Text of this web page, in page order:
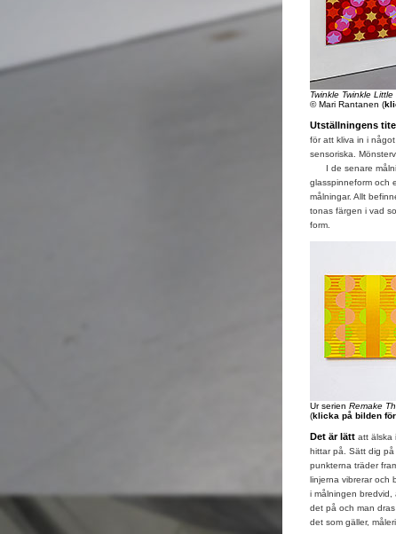
Twinkle Twinkle
© Mari Rantanen (
Utställningens
för att kliva in i
sensoriska.
I de senare
glasspinneform och
målningar. Allt
tonas färgen i vad
form.
Ur serien Remake
(klicka på bilden
Det är lätt att älska
hittar på. Sätt dig på
punkterna träder
linjerna vibrerar och
i målningen bredvid,
det på och man
det som gäller,